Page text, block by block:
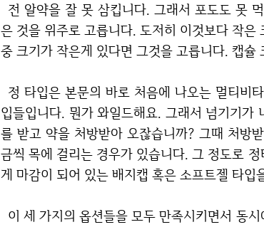
전 알약을 잘 못 삼킵니다. 그래서 포도도 못 먹어요. 씨를 빼고 먹습니다. 그렇기에 최대한 크기가 작
은 것을 위주로 고릅니다. 도저히 이것보다 작
중 크기가 작은게 있다면 그것을 고릅니다. 캡슐
정 타입은 본문의 바로 처음에 나오는 멀티비타민 같은 타입을 말합니다. 물을 머금을 때 가라앉는 타
입들입니다. 뭔가 와일드해요. 그래서 넘기기
를 받고 약을 처방받아 오잖습니까? 그때 처방
금씩 목에 걸리는 경우가 있습니다. 그 정도로
게 마감이 되어 있는 배지캡 혹은 소프트젤 타입
이 세 가지의 옵션들을 모두 만족시키면서 동시에 가격까지 저렴한 제품이라면 어떨까요? 최대한 업체